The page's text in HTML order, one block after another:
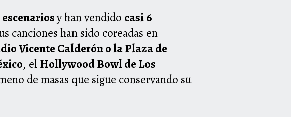
escenariosy han vendido casi 6
canciones han sido coreadas en
Vicente Calderón o la Plaza de
, elHollywood Bowl de Los
de masas que sigue conservando su